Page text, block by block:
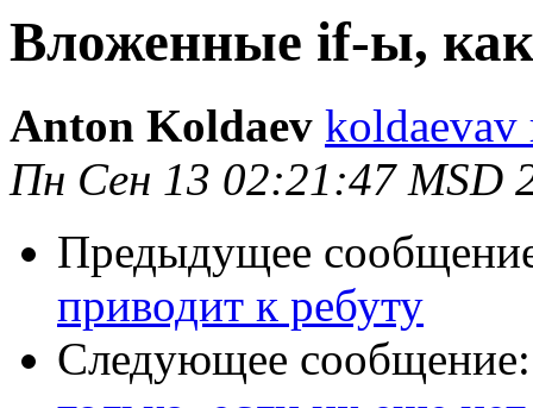
Вложенные if-ы,
Anton Koldaev koldaevav
Пн Сен 13 02:21:47 MSD
Предыдущее
приводит к ребуту
Следующее